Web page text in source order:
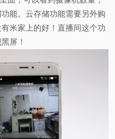
能。云存储功能需要另外购
米家上的好！直播间这个功
屏！